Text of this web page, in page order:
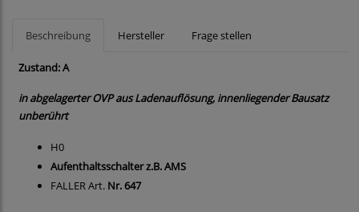
Beschreibung Hersteller Frage stellen
Zustand: A
in abgelagerter OVP aus Ladenauflösung, innenliegender Bausatz
unberührt
H0
Aufenthaltsschalter z.B. AMS
FALLER Art. Nr. 647